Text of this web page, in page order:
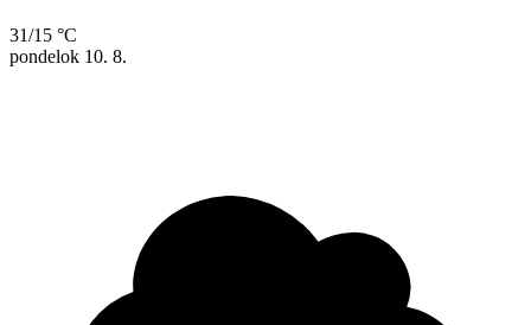
31/15 °C
pondelok 10. 8.